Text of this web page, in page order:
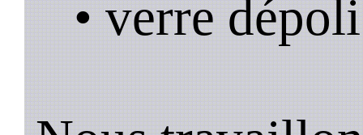
• verre